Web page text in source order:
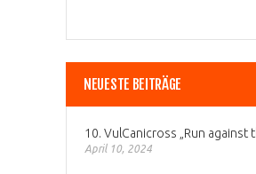
NEUESTE BEITRÄGE
10. VulCanicross „Run against
April 10, 2024